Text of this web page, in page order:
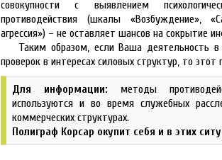
совокупности с выявлением
противодействия (шкалы «Возбуждение»,
агрессия») – не оставляет шансов на сокрытие
Таким образом, если Ваша деятельность в
проверок в интересах силовых структур, то
Для информации: методы
используются и во время служебных
коммерческих структурах.
Полиграф Корсар окупит себя и в этих